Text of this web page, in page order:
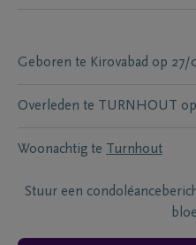
Geboren te Kirovabad op 27/
Overleden te TURNHOUT op
Woonachtig te Turnhout
Stuur een